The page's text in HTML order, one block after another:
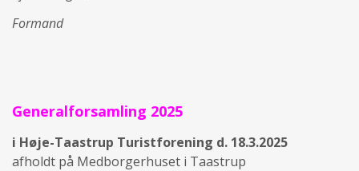
Formand
Generalforsamling 2025
i Høje-Taastrup Turistforening d. 18.3.2025
afholdt på Medborgerhuset i Taastrup